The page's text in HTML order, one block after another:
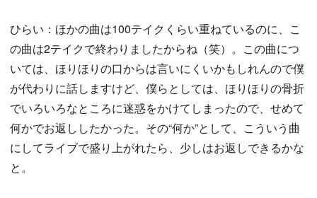
ひらい：ほかの曲は100テイクくらい重ねているのに、こ
の曲は2テイクで終わりましたからね（笑）。この曲につ
いては、ほりほりの口からは言いにくいかもしれんので僕
が代わりに話しますけど、僕らとしては、ほりほりの骨折
でいろいろなところに迷惑をかけてしまったので、せめて
何かでお返ししたかった。その“何か”として、こういう曲
にしてライブで盛り上がれたら、少しはお返しできるかな
と。